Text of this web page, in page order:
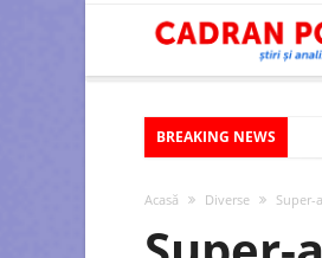
BREAKING NEWS
Acasă Diverse Super-